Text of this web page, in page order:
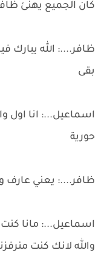
كان الجميع يهنئ
ظافر....: الله يبارك
بقى
اسماعيل...: انا اول
حورية
ظافر....: يعني عارف
اسماعيل...: مانا
والله لانك كنت